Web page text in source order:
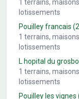
1 terrains,
lotissements
Pouilley francais
1 terrains,
lotissements
L hopital du
1 terrains,
lotissements
Pouilley les vignes